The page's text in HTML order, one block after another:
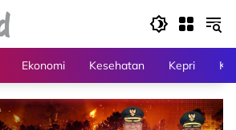
Ekonomi Kesehatan Kepri